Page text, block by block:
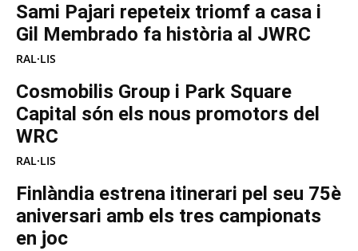
Sami Pajari repeteix triomf a casa i
Gil Membrado fa història al JWRC
RAL·LIS
Cosmobilis Group i Park Square
Capital són els nous promotors del
WRC
RAL·LIS
Finlàndia estrena itinerari pel seu 75è
aniversari amb els tres campionats
en joc